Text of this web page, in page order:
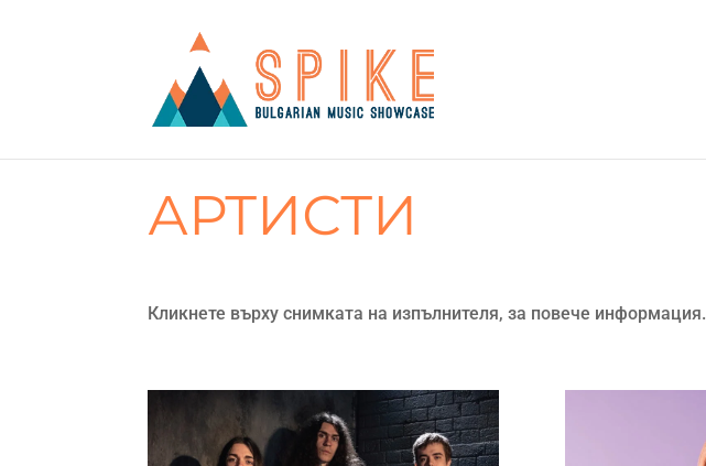
АРТИСТИ
Кликнете върху снимката на изпълнителя, за повече информация.